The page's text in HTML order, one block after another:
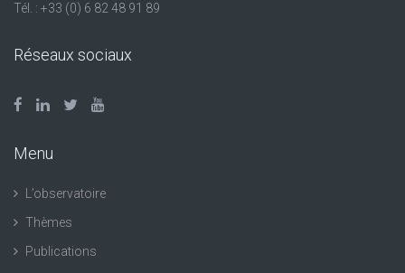
Tél. : +33 (0) 6 82 48 91 89
Réseaux sociaux
Menu
L’observatoire
Thèmes
Publications